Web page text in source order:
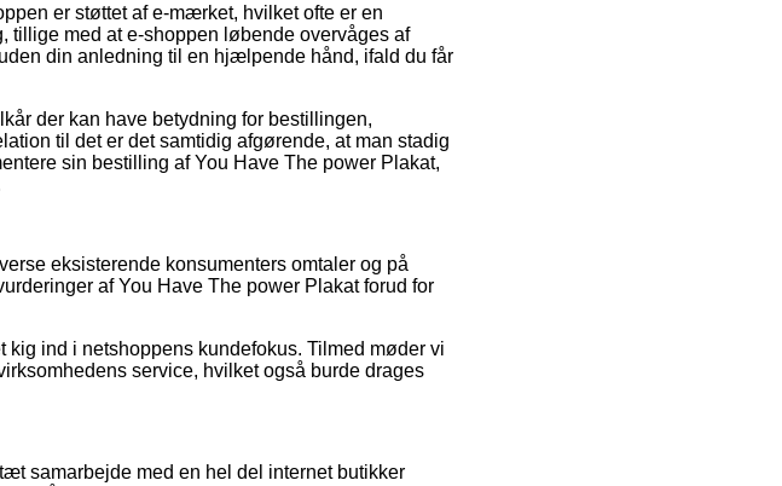
er støttet af e-mærket, hvilket ofte er en
tillige med at e-shoppen løbende overvåges af
din anledning til en hjælpende hånd, ifald du får
der kan have betydning for bestillingen,
til det er det samtidig afgørende, at man stadig
sin bestilling af You Have The power Plakat,
eksisterende konsumenters omtaler og på
af You Have The power Plakat forud for
ind i netshoppens kundefokus. Tilmed møder vi
service, hvilket også burde drages
samarbejde med en hel del internet butikker